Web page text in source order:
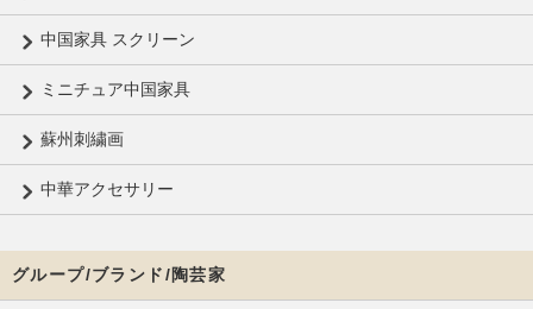
中国家具 スクリーン
ミニチュア中国家具
蘇州刺繍画
中華アクセサリー
グループ/ブランド/陶芸家